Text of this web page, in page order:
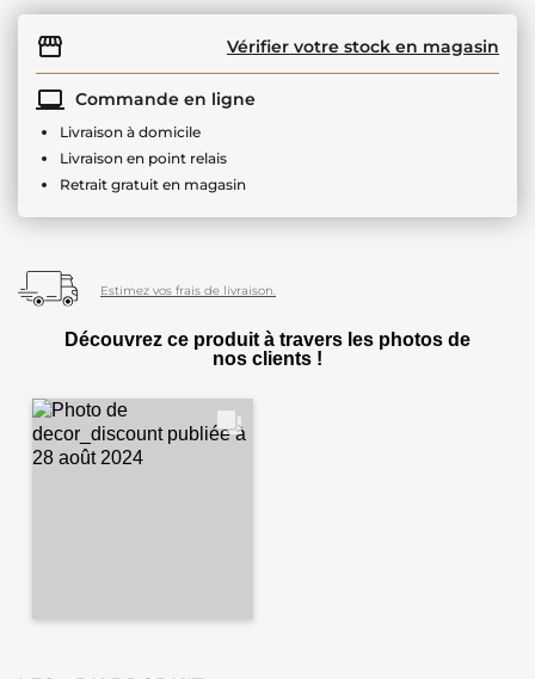
Vérifier votre stock en magasin
Commande en ligne
Livraison à domicile
Livraison en point relais
Retrait gratuit en magasin
Estimez vos frais de livraison.
Découvrez ce produit à travers les photos de
nos clients !